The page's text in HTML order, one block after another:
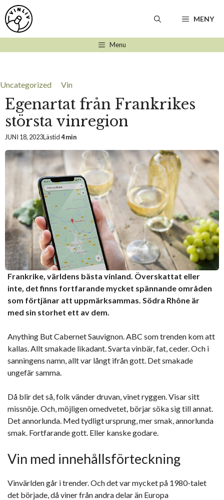
Hoppa
till
innehåll
MENY
Menu
Uncategorized Vin
Egenartat från Frankrikes
största vinregion
JUNI 18, 2023Lästid4 min
Frankrike, världens bästa vinland. Överskattat eller
inte, det finns fortfarande mycket spännande områden
som förtjänar att uppmärksammas. Södra Rhône är
med sin storhet ett av dem.
Anything But Cabernet Sauvignon. ABC som trenden kom att
kallas. Allt smakade likadant. Svarta vinbär, fat, ceder. Och i
sanningens namn, allt var långt ifrån gott. Det smakade
ungefär samma.
Då blir det så, folk vänder druvan, vinet ryggen. Visar sitt
missnöje. Och, möjligen omedvetet, börjar söka sig till annat.
Det annorlunda. Med tydligt ursprung, mer smak, annorlunda
smak. Fortfarande gott. Eller kanske godare.
Vin med innehållsförteckning
Vinvärlden går i trender. Och det var mycket på 1980-talet
det började, då viner från andra delar än Europa